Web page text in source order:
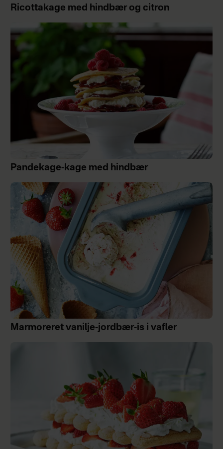
Ricottakage med hindbær og citron
Pandekage-kage med hindbær
Marmoreret vanilje-jordbær-is i vafler